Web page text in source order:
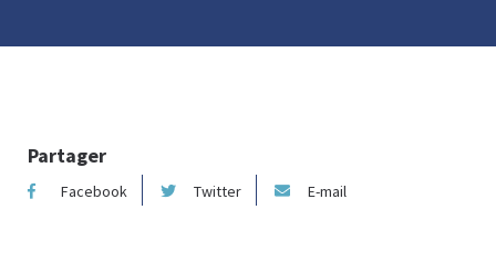
Partager
Facebook Twitter E-mail